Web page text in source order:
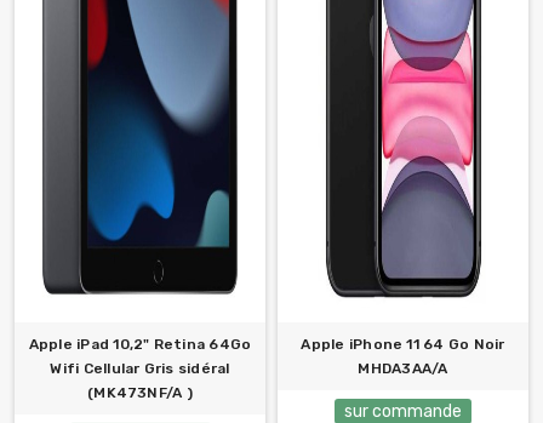
Apple iPad 10,2" Retina 64Go
Wifi Cellular Gris sidéral
(MK473NF/A )
Apple iPhone 11 64 Go Noir
MHDA3AA/A
sur commande